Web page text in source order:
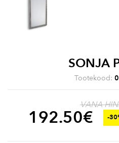
SONJA
Tootekood:
VANA
192.50€ -